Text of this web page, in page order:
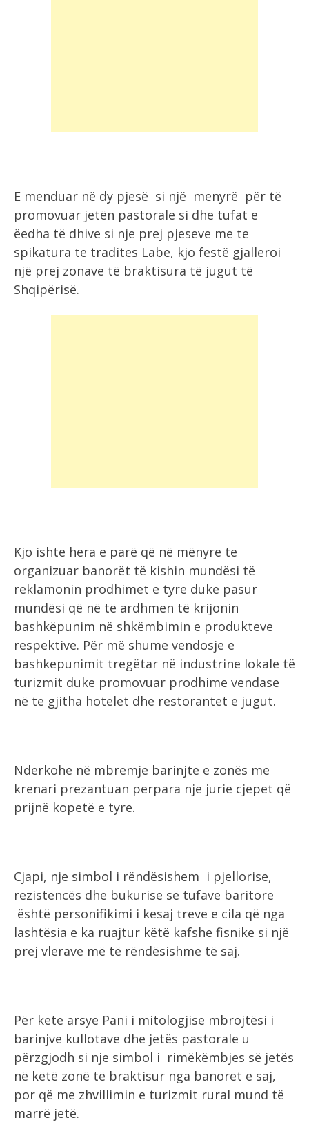
E menduar në dy pjesë si një menyrë për të
promovuar jetën pastorale si dhe tufat e
ëedha të dhive si nje prej pjeseve me te
spikatura te tradites Labe, kjo festë gjalleroi
një prej zonave të braktisura të jugut të
Shqipërisë.
Kjo ishte hera e parë që në mënyre te
organizuar banorët të kishin mundësi të
reklamonin prodhimet e tyre duke pasur
mundësi që në të ardhmen të krijonin
bashkëpunim në shkëmbimin e produkteve
respektive. Për më shume vendosje e
bashkepunimit tregëtar në industrine lokale të
turizmit duke promovuar prodhime vendase
në te gjitha hotelet dhe restorantet e jugut.
Nderkohe në mbremje barinjte e zonës me
krenari prezantuan perpara nje jurie cjepet që
prijnë kopetë e tyre.
Cjapi, nje simbol i rëndësishem i pjellorise,
rezistencës dhe bukurise së tufave baritore
është personifikimi i kesaj treve e cila që nga
lashtësia e ka ruajtur këtë kafshe fisnike si një
prej vlerave më të rëndësishme të saj.
Për kete arsye Pani i mitologjise mbrojtësi i
barinjve kullotave dhe jetës pastorale u
përzgjodh si nje simbol i rimëkëmbjes së jetës
në këtë zonë të braktisur nga banoret e saj,
por që me zhvillimin e turizmit rural mund të
marrë jetë.